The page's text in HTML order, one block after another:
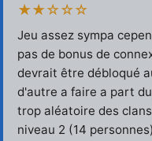
★★☆☆☆
Jeu assez sympa
pas de bonus de
devrait être débloqué
d'autre a faire a part
trop aléatoire des
niveau 2 (14